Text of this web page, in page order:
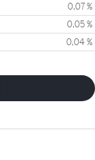
0,07 %
0,05 %
0,04 %